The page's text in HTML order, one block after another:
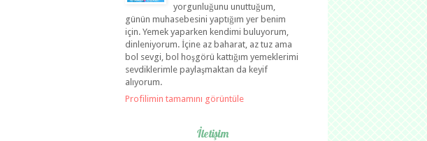
yorgunluğunu unuttuğum,
günün muhasebesini yaptığım yer benim
için. Yemek yaparken kendimi buluyorum,
dinleniyorum. İçine az baharat, az tuz ama
bol sevgi, bol hoşgörü kattığım yemeklerimi
sevdiklerimle paylaşmaktan da keyif
alıyorum.
Profilimin tamamını görüntüle
İletişim